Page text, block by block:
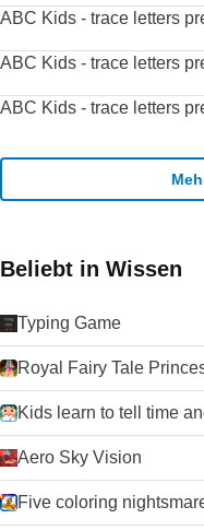
ABC Kids - trace letters
ABC Kids - trace letters
ABC Kids - trace letters
Beliebt in Wissen
Typing Game
Royal Fairy Tale
Kids learn to tell time
Aero Sky Vision
Five coloring